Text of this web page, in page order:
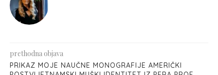
prethodna objava
PRIKAZ MOJE NAUČNE MONOGRAFIJE AMERIČKI